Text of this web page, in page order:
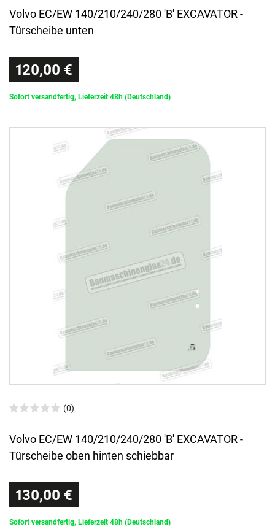
Volvo EC/EW 140/210/240/280 'B' EXCAVATOR -
Türscheibe unten
120,00 €
Sofort versandfertig, Lieferzeit 48h (Deutschland)
(0)
Volvo EC/EW 140/210/240/280 'B' EXCAVATOR -
Türscheibe oben hinten schiebbar
130,00 €
Sofort versandfertig, Lieferzeit 48h (Deutschland)